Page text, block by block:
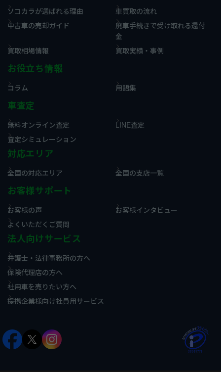
ソコカラが選ばれる理由
車買取の流れ
中古車の売却ガイド
廃車手続きで受け取れる還付
金
買取相場情報
買取実績・事例
お役立ち情報
コラム 用語集
車査定
無料オンライン査定
LINE査定
査定シミュレーション
対応エリア
全国の対応エリア 全国の支店一覧
お客様サポート
お客様の声
お客様インタビュー
よくいただくご質問
法人向けサービス
弁護士・法律事務所の方へ
保険代理店の方へ
社用車を売りたい方へ
提携企業様向け社員用サービス